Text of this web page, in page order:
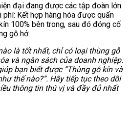
đại đang được các tập đoàn lớn
Kết hợp hàng hóa được quấn
100% bên trong, sau đó đóng cố
gỗ hở.
là tốt nhất, chỉ có loại thùng gỗ
và ngân sách của doanh nghiệp.
bạn biết được “Thùng gỗ kín và
thế nào?”. Hãy tiếp tục theo dõi
thông tin thú vị và đầy đủ nhất